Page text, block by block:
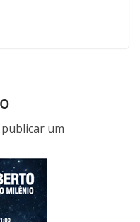
um